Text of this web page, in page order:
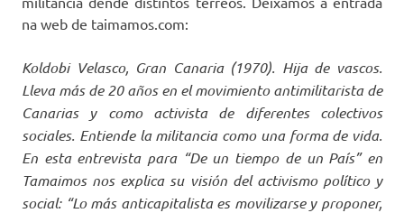
na web de taimamos.com:
Koldobi Velasco, Gran Canaria (1970). Hija de vascos.
Lleva más de 20 años en el movimiento antimilitarista de
Canarias y como activista de diferentes colectivos
sociales. Entiende la militancia como una forma de vida.
En esta entrevista para “De un tiempo de un País” en
Tamaimos nos explica su visión del activismo político y
social: “Lo más anticapitalista es movilizarse y proponer,